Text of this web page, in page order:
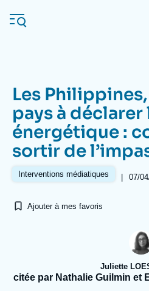
au
contenu
Navigation
principale
L'Ifri
Analyses
Se
Les
pays à déclarer
énergétique :
sortir de
Interventions médiatiques | 07/
Ajouter à mes favoris
Juliette
citée par Nathalie Guilmin et